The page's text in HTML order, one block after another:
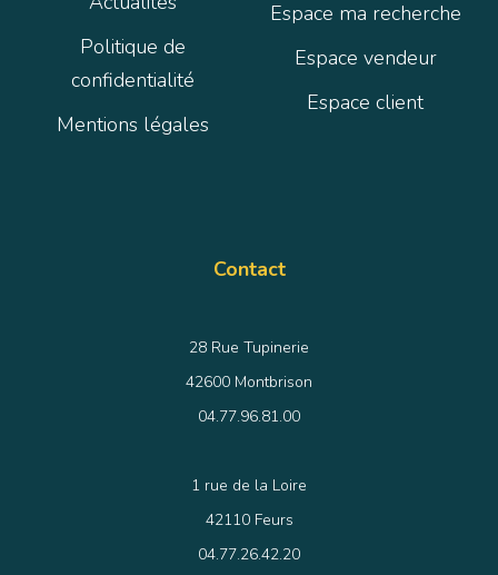
Politique de
confidentialité
Mentions légales
Espace ma recherche
Espace vendeur
Espace client
Contact
28 Rue Tupinerie
42600 Montbrison
04.77.96.81.00
1 rue de la Loire
42110 Feurs
04.77.26.42.20